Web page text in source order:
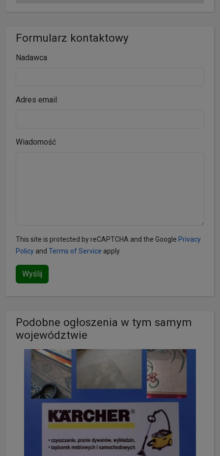
Formularz kontaktowy
Nadawca
Adres email
Wiadomość
This site is protected by reCAPTCHA and the Google Privacy
Policy and Terms of Service apply.
Wyślij
Podobne ogłoszenia w tym samym
województwie